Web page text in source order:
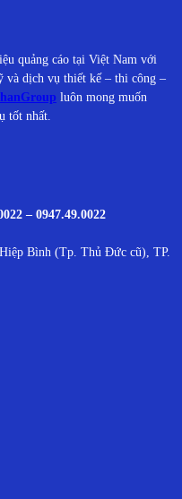
quảng cáo tại Việt Nam với
và dịch vụ thiết kế – thi công –
luôn mong muốn
tốt nhất.
– 0947.49.0022
Bình (Tp. Thủ Đức cũ), TP.